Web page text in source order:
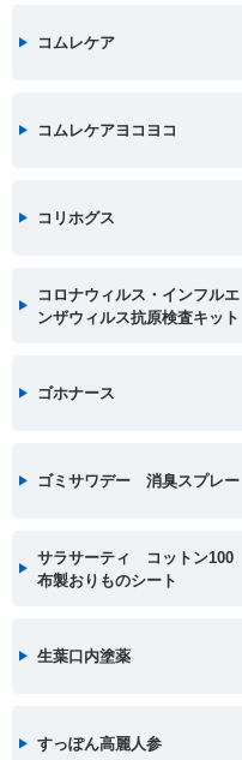
コムレケア
コムレケアヨコヨコ
コリホグス
コロナウィルス・インフルエ
ンザウィルス抗原検査キット
ゴホナース
ゴミサワデー 消臭スプレー
サラサーティ コットン100
布製おりものシート
生葉口内塗薬
すっぽん高麗人参